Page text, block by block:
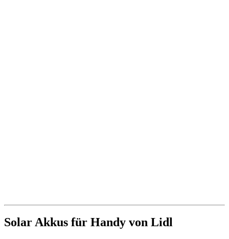
Solar Akkus für Handy von Lidl